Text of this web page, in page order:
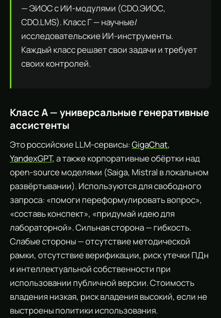
— ЭИОС с ИИ-модулями (CDO.ЭИОС,
CDO.LMS). Класс Г — научные/
исследовательские ИИ-инструменты.
Каждый класс решает свои задачи и требует
своих контролей.
Класс А — универсальные генеративные
ассистенты
Это российские LLM-сервисы:GigaChat,
YandexGPT, а также корпоративные обёртки над
open-source моделями (Saiga, Mistral в локальном
развёртывании). Используются для свободного
запроса: «помоги переформулировать вопрос»,
«составь конспект», «придумай идею для
лабораторной». Сильная сторона — гибкость.
Слабые стороны — отсутствие методической
рамки, отсутствие верификации, риск утечки ПДн
и интеллектуальной собственности при
использовании публичной версии. Стоимость
владения низкая, риск владения высокий, если не
выстроены политики использования.